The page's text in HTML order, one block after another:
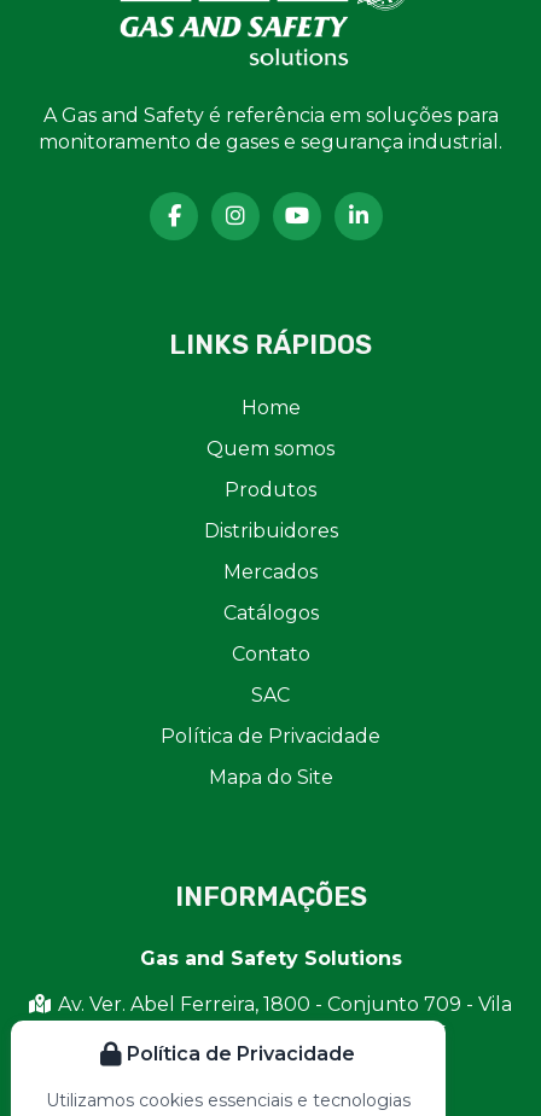
A Gas and Safety é referência em soluções para
monitoramento de gases e segurança industrial.
LINKS RÁPIDOS
Home
Quem somos
Produtos
Distribuidores
Mercados
Catálogos
Contato
SAC
Política de Privacidade
Mapa do Site
INFORMAÇÕES
Gas and Safety Solutions
Av. Ver. Abel Ferreira, 1800 - Conjunto 709 - Vila
Reg. Feijó, São Paulo - SP, 03372-015
Política de Privacidade
Utilizamos cookies essenciais e tecnologias